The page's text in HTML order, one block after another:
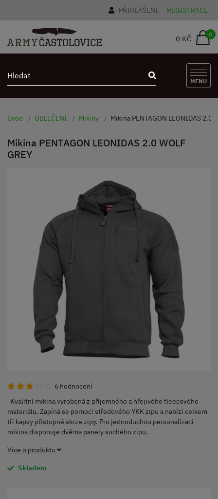
PŘIHLÁŠENÍ REGISTRACE
0 KČ 0
MENU
Úvod OBLEČENÍ Mikiny Mikina PENTAGON LEONIDAS 2.0
Mikina PENTAGON LEONIDAS 2.0 WOLF
GREY
6 hodnocení
Kvalitní mikina vyrobená z příjemného a hřejivého fleecového
materiálu. Zapíná se pomocí středového YKK zipu a nabízí celkem
tři kapsy přístupné skrze zipy. Pro jednoduchou personalizaci
mikina disponuje dvěma panely suchého zipu.
Více o produktu
Skladem